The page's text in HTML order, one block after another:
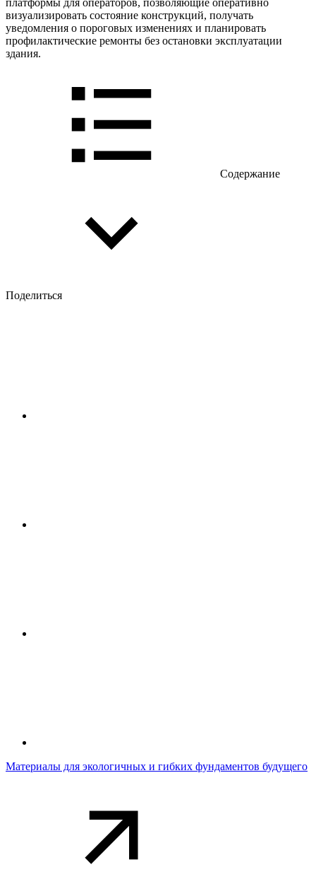
визуализировать состояние конструкций, получать
уведомления о пороговых изменениях и планировать
профилактические ремонты без остановки эксплуатации
здания.
Содержание
Поделиться
Материалы для экологичных и гибких фундаментов будущего